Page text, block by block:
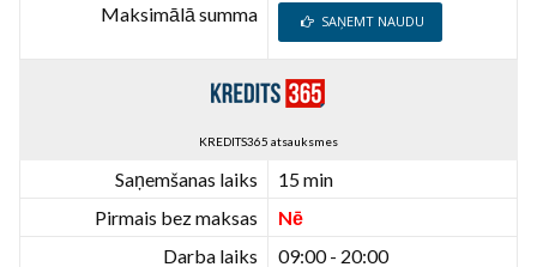
Maksimālā summa SAŅEMT NAUDU
KREDITS365 atsauksmes
Saņemšanas laiks
15 min
Pirmais bez maksas
Nē
Darba laiks
09:00 - 20:00